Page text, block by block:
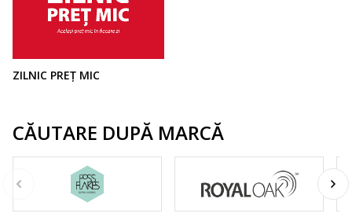
ZILNIC PREȚ MIC
CĂUTARE DUPĂ MARCĂ